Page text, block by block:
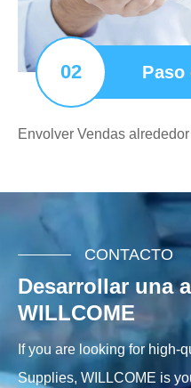
02 Paso
Envolver Vendas
CONTACTO
Desarrollar una
WILLCOME
If you are looking for high-
Supplies, WILLCOME is